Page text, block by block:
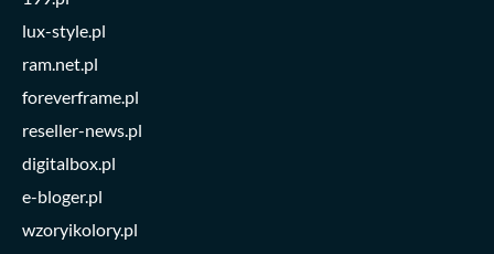
lux-style.pl
ram.net.pl
foreverframe.pl
reseller-news.pl
digitalbox.pl
e-bloger.pl
wzoryikolory.pl